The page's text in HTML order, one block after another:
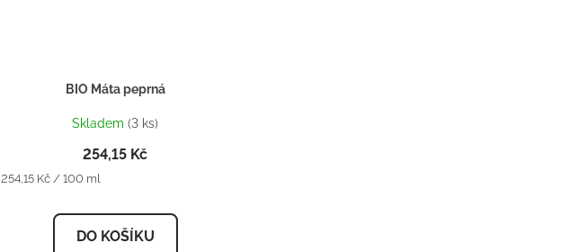
BIO Máta peprná
Skladem(3 ks)
254,15 Kč
Měrná
254,15 Kč / 100 ml
DO KOŠÍKU